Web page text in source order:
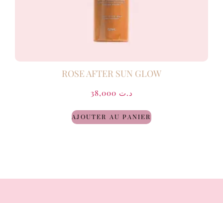
ROSE AFTER SUN GLOW
د.ت
AJOUTER AU PANIER